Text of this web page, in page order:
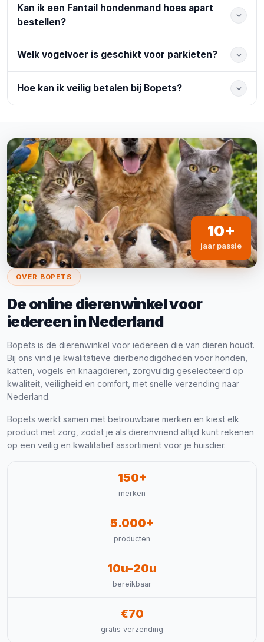
Kan ik een Fantail hondenmand hoes apart
bestellen?
Welk vogelvoer is geschikt voor parkieten?
Hoe kan ik veilig betalen bij Bopets?
10+
jaar passie
OVER BOPETS
De online dierenwinkel voor
iedereen in Nederland
Bopets is de dierenwinkel voor iedereen die van dieren houdt.
Bij ons vind je kwalitatieve dierbenodigdheden voor honden,
katten, vogels en knaagdieren, zorgvuldig geselecteerd op
kwaliteit, veiligheid en comfort, met snelle verzending naar
Nederland.
Bopets werkt samen met betrouwbare merken en kiest elk
product met zorg, zodat je als dierenvriend altijd kunt rekenen
op een veilig en kwalitatief assortiment voor je huisdier.
150+
merken
5.000+
producten
10u-20u
bereikbaar
€70
gratis verzending